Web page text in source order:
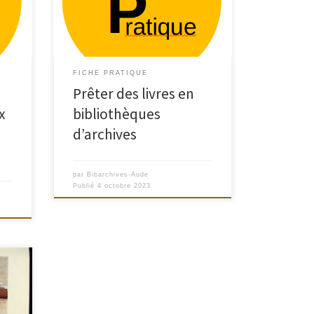
FICHE PRATIQUE
Prêter des livres en
bibliothèques
d’archives
par Bibarchives-Aude
Publié4 octobre 2023